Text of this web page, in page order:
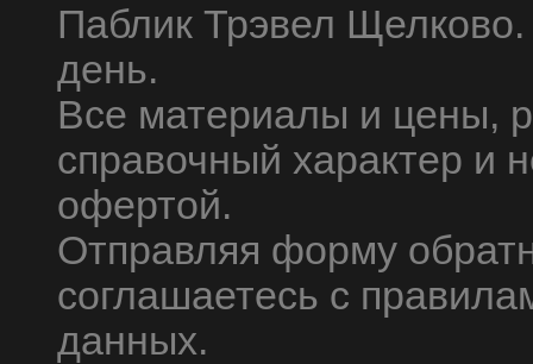
Паблик Трэвел
день.
Все материалы и цены,
справочный характер и
офертой.
Отправляя форму
соглашаетесь с
данных.